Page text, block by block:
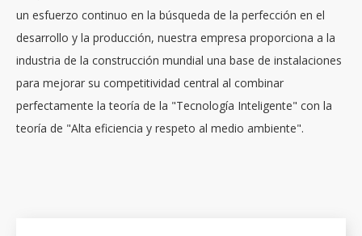
un esfuerzo continuo en la búsqueda de la perfección en el
desarrollo y la producción, nuestra empresa proporciona a la
industria de la construcción mundial una base de instalaciones
para mejorar su competitividad central al combinar
perfectamente la teoría de la "Tecnología Inteligente" con la
teoría de "Alta eficiencia y respeto al medio ambiente".